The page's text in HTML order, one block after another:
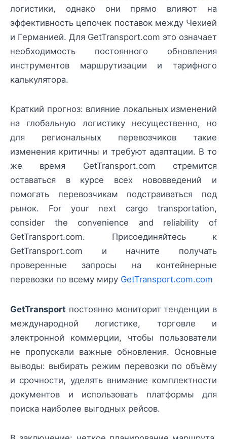
логистики, однако они прямо влияют на
эффективность цепочек поставок между Чехией
и Германией. Для GetTransport.com это означает
необходимость постоянного обновления
инструментов маршрутизации и тарифного
калькулятора.
Краткий прогноз: влияние локальных изменений
на глобальную логистику несущественно, но
для региональных перевозчиков такие
изменения критичны и требуют адаптации. В то
же время GetTransport.com стремится
оставаться в курсе всех нововведений и
помогать перевозчикам подстраиваться под
рынок. For your next cargo transportation,
consider the convenience and reliability of
GetTransport.com. Присоединяйтесь к
GetTransport.com и начните получать
проверенные запросы на контейнерные
перевозки по всему миру GetTransport.com.com
GetTransport постоянно мониторит тенденции в
международной логистике, торговле и
электронной коммерции, чтобы пользователи
не пропускали важные обновления. Основные
выводы: выбирать режим перевозки по объёму
и срочности, уделять внимание комплектности
документов и использовать платформы для
поиска наиболее выгодных рейсов.